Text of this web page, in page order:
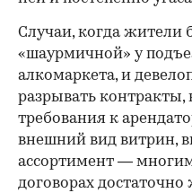
Случаи, когда жители
«шаурмичной» у
алкомаркета, и
разрывать контракты,
требования к
внешний вид витрин,
ассортимент —
договорах достаточно